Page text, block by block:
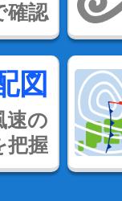
確認
図
速の
把握